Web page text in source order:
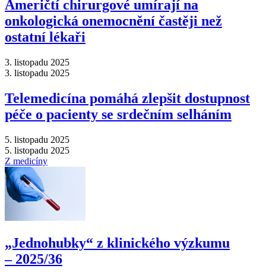
Američtí chirurgové umírají na
onkologická onemocnění častěji než
ostatní lékaři
3. listopadu 2025
3. listopadu 2025
Telemedicína pomáhá zlepšit dostupnost
péče o pacienty se srdečním selháním
5. listopadu 2025
5. listopadu 2025
Z medicíny
„Jednohubky“ z klinického výzkumu
–⁠ 2025/36